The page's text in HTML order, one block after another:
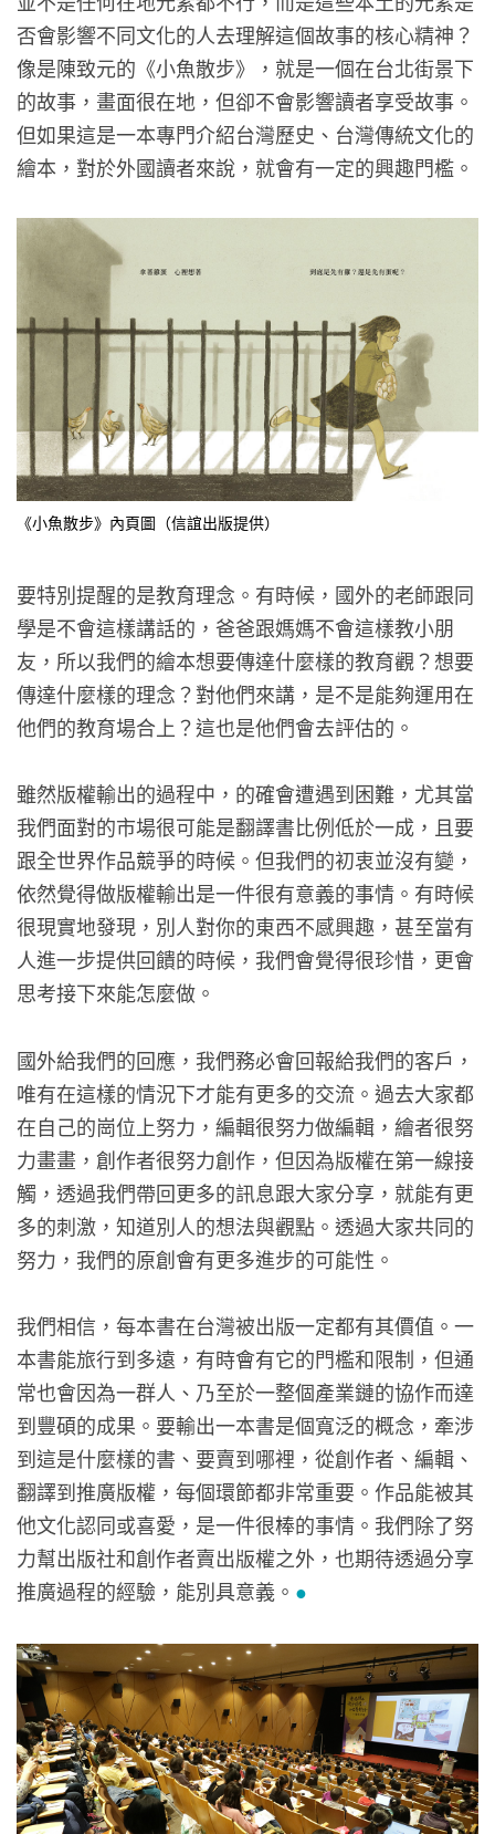
否會影響不同文化的人去理解這個故事的核心精神？
像是陳致元的《小魚散步》，就是一個在台北街景下
的故事，畫面很在地，但卻不會影響讀者享受故事。
但如果這是一本專門介紹台灣歷史、台灣傳統文化的
繪本，對於外國讀者來說，就會有一定的興趣門檻。
《小魚散步》內頁圖（信誼出版提供）
要特別提醒的是教育理念。有時候，國外的老師跟同
學是不會這樣講話的，爸爸跟媽媽不會這樣教小朋
友，所以我們的繪本想要傳達什麼樣的教育觀？想要
傳達什麼樣的理念？對他們來講，是不是能夠運用在
他們的教育場合上？這也是他們會去評估的。
雖然版權輸出的過程中，的確會遭遇到困難，尤其當
我們面對的市場很可能是翻譯書比例低於一成，且要
跟全世界作品競爭的時候。但我們的初衷並沒有變，
依然覺得做版權輸出是一件很有意義的事情。有時候
很現實地發現，別人對你的東西不感興趣，甚至當有
人進一步提供回饋的時候，我們會覺得很珍惜，更會
思考接下來能怎麼做。
國外給我們的回應，我們務必會回報給我們的客戶，
唯有在這樣的情況下才能有更多的交流。過去大家都
在自己的崗位上努力，編輯很努力做編輯，繪者很努
力畫畫，創作者很努力創作，但因為版權在第一線接
觸，透過我們帶回更多的訊息跟大家分享，就能有更
多的刺激，知道別人的想法與觀點。透過大家共同的
努力，我們的原創會有更多進步的可能性。
我們相信，每本書在台灣被出版一定都有其價值。一
本書能旅行到多遠，有時會有它的門檻和限制，但通
常也會因為一群人、乃至於一整個產業鏈的協作而達
到豐碩的成果。要輸出一本書是個寬泛的概念，牽涉
到這是什麼樣的書、要賣到哪裡，從創作者、編輯、
翻譯到推廣版權，每個環節都非常重要。作品能被其
他文化認同或喜愛，是一件很棒的事情。我們除了努
力幫出版社和創作者賣出版權之外，也期待透過分享
推廣過程的經驗，能別具意義。 ●